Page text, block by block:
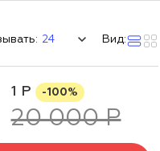
Вид:
1 Р -100%
20 000 Р